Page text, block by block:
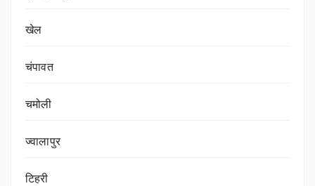
खेल
चंपावत
चमोली
ज्वालापुर
टिहरी